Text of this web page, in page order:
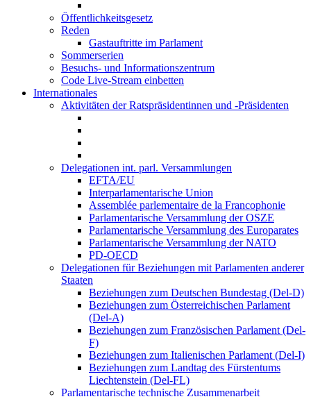
Öffentlichkeitsgesetz
Reden
Gastauftritte im Parlament
Sommerserien
Besuchs- und Informationszentrum
Code Live-Stream einbetten
Internationales
Aktivitäten der Ratspräsidentinnen und -Präsidenten
Delegationen int. parl. Versammlungen
EFTA/EU
Interparlamentarische Union
Assemblée parlementaire de la Francophonie
Parlamentarische Versammlung der OSZE
Parlamentarische Versammlung des Europarates
Parlamentarische Versammlung der NATO
PD-OECD
Delegationen für Beziehungen mit Parlamenten anderer
Staaten
Beziehungen zum Deutschen Bundestag (Del-D)
Beziehungen zum Österreichischen Parlament
(Del-A)
Beziehungen zum Französischen Parlament (Del-
F)
Beziehungen zum Italienischen Parlament (Del-I)
Beziehungen zum Landtag des Fürstentums
Liechtenstein (Del-FL)
Parlamentarische technische Zusammenarbeit